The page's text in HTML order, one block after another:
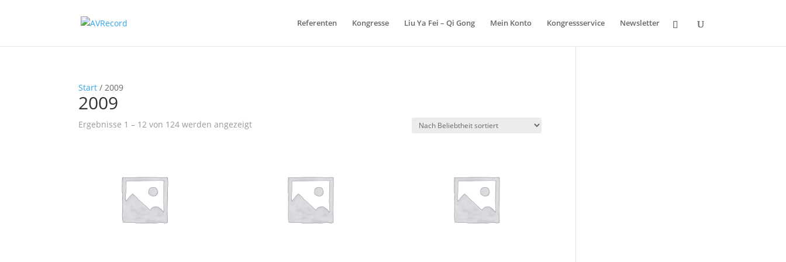
Referenten Kongresse Liu Ya Fei – Qi Gong Mein Konto Kongressservice Newsletter
Start / 2009
2009
Ergebnisse 1 – 12 von 124 werden angezeigtNach